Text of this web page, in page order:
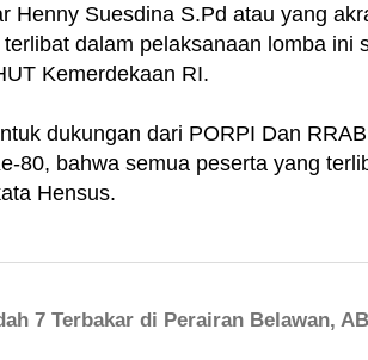
Henny Suesdina S.Pd atau yang
dalam pelaksanaan lomba ini
Kemerdekaan RI.
dukungan dari PORPI Dan
80, bahwa semua peserta yang
Hensus.
7 Terbakar di Perairan Belawan,